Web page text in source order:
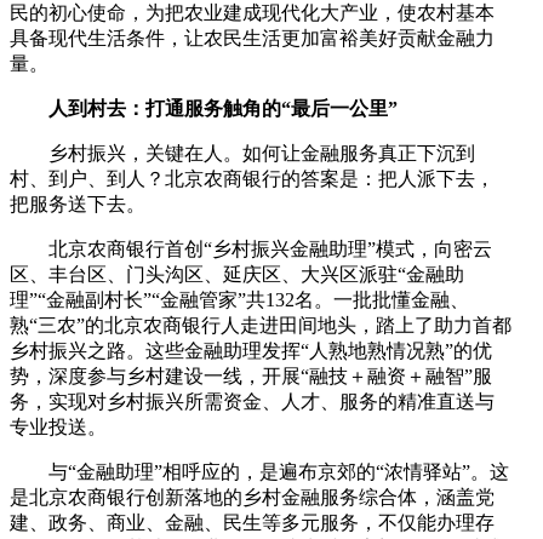
民的初心使命，为把农业建成现代化大产业，使农村基本
具备现代生活条件，让农民生活更加富裕美好贡献金融力
量。
人到村去：打通服务触角的“最后一公里”
乡村振兴，关键在人。如何让金融服务真正下沉到
村、到户、到人？北京农商银行的答案是：把人派下去，
把服务送下去。
北京农商银行首创“乡村振兴金融助理”模式，向密云
区、丰台区、门头沟区、延庆区、大兴区派驻“金融助
理”“金融副村长”“金融管家”共132名。一批批懂金融、
熟“三农”的北京农商银行人走进田间地头，踏上了助力首都
乡村振兴之路。这些金融助理发挥“人熟地熟情况熟”的优
势，深度参与乡村建设一线，开展“融技＋融资＋融智”服
务，实现对乡村振兴所需资金、人才、服务的精准直送与
专业投送。
与“金融助理”相呼应的，是遍布京郊的“浓情驿站”。这
是北京农商银行创新落地的乡村金融服务综合体，涵盖党
建、政务、商业、金融、民生等多元服务，不仅能办理存